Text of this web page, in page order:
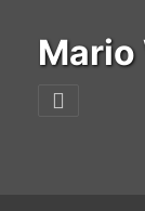
Mario